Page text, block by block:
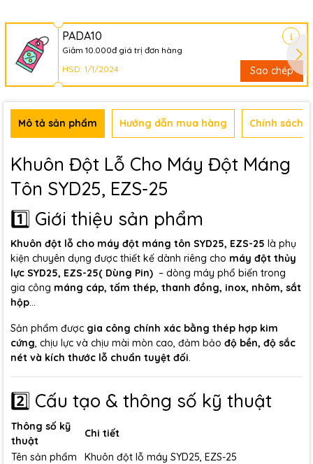
PADA10
Giảm 10.000đ giá trị đơn hàng
HSD: 1/1/2024
Sao chép
Mô tả sản phẩm Hướng dẫn mua hàng Chính sách
Khuôn Đột Lỗ Cho Máy Đột Máng
Tôn SYD25, EZS-25
1️⃣ Giới thiệu sản phẩm
Khuôn đột lỗ cho máy đột máng tôn SYD25, EZS-25 là phụ
kiện chuyên dụng được thiết kế dành riêng cho máy đột thủy
lực SYD25, EZS-25( Dùng Pin) – dòng máy phổ biến trong
gia công máng cáp, tấm thép, thanh đồng, inox, nhôm, sắt
hộp...
Sản phẩm được gia công chính xác bằng thép hợp kim
cứng, chịu lực và chịu mài mòn cao, đảm bảo độ bền, độ sắc
nét và kích thước lỗ chuẩn tuyệt đối.
2️⃣ Cấu tạo & thông số kỹ thuật
Thông số kỹ
thuật
Chi tiết
Tên sản phẩm
Khuôn đột lỗ máy SYD25, EZS-25